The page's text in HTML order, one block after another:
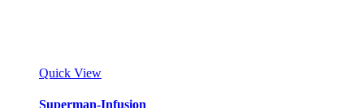
Quick View
Superman-Infusion